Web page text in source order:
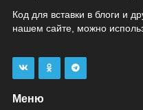
Код для вставки в блоги и
нашем сайте, можно
Меню